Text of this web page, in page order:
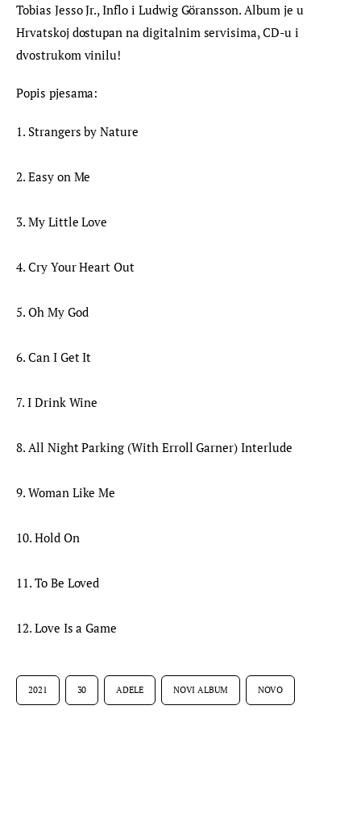
Tobias Jesso Jr., Inflo i Ludwig Göransson. Album je u
Hrvatskoj dostupan na digitalnim servisima, CD-u i
dvostrukom vinilu!
Popis pjesama:
1. Strangers by Nature
2. Easy on Me
3. My Little Love
4. Cry Your Heart Out
5. Oh My God
6. Can I Get It
7. I Drink Wine
8. All Night Parking (With Erroll Garner) Interlude
9. Woman Like Me
10. Hold On
11. To Be Loved
12. Love Is a Game
2021 30 ADELE NOVI ALBUM NOVO